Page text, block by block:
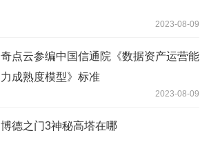
2023-08-09
奇点云参编中国信通院《数据资产运营能
力成熟度模型》标准
2023-08-09
博德之门3神秘高塔在哪